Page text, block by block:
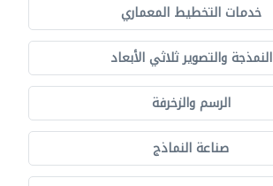
خدمات التخطيط المعماري
النمذجة والتصوير ثلاثي الأبعاد
الرسم والزخرفة
صناعة النماذج